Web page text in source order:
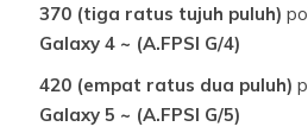
370 (tiga ratus tujuh puluh)
Galaxy 4 ~ (A.FPSI G/4)
420 (empat ratus dua puluh)
Galaxy 5 ~ (A.FPSI G/5)